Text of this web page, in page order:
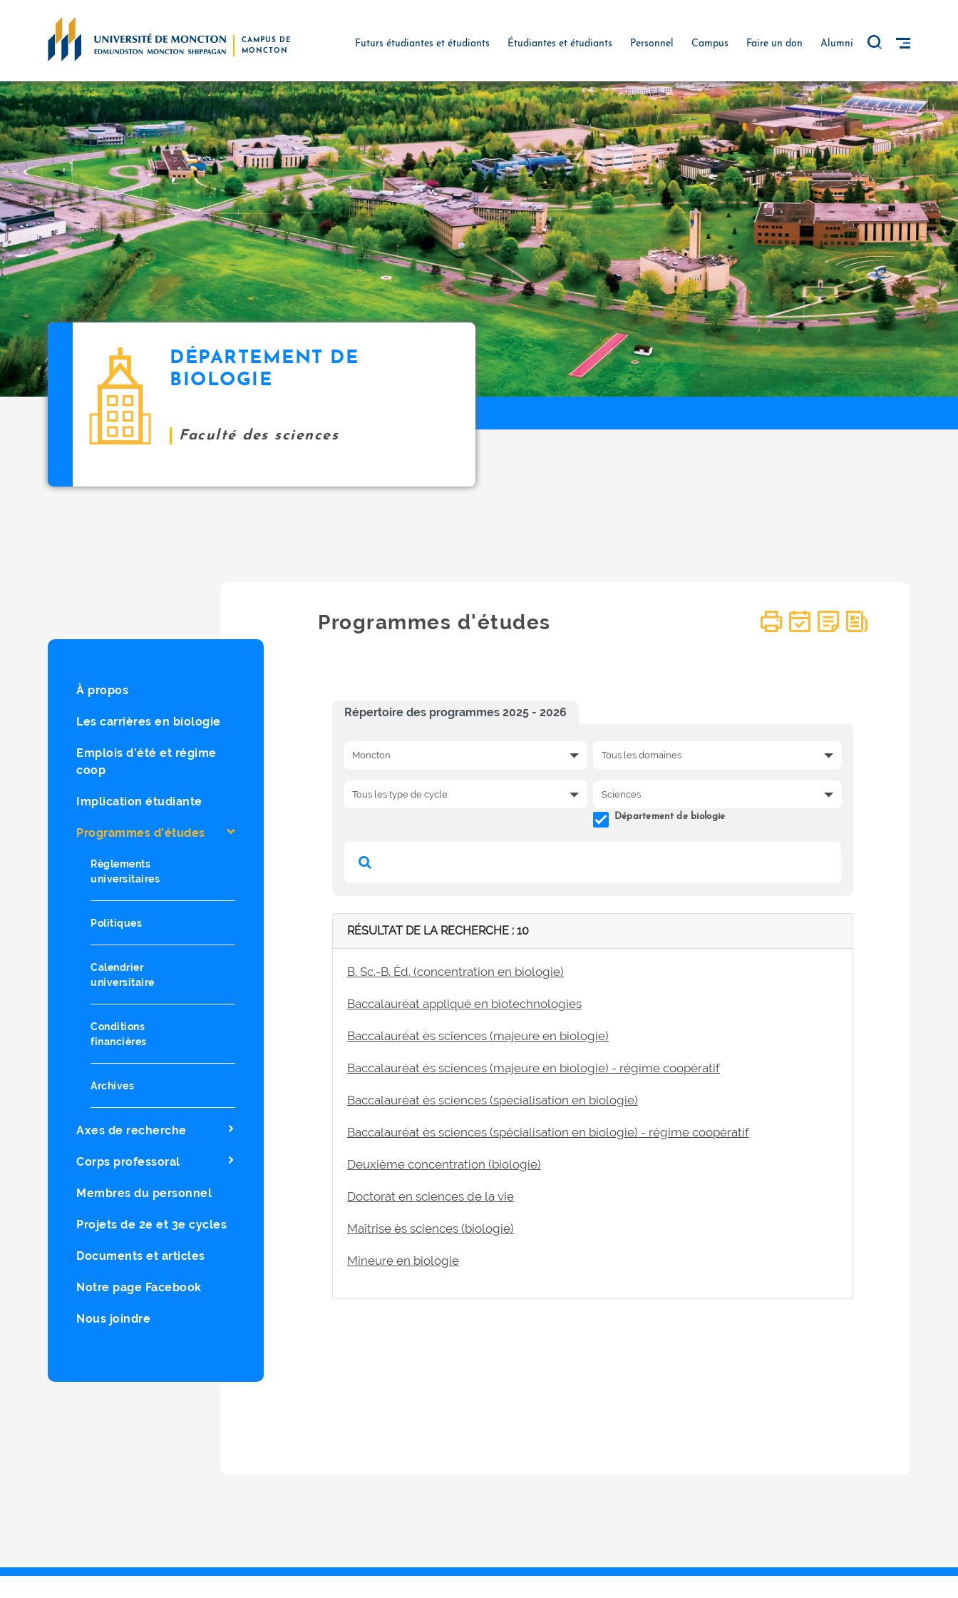
CAMPUS DE
MONCTON
Futurs étudiantes et étudiants Étudiantes et étudiants Personnel Campus Faire un don Alumni
DÉPARTEMENT DE
BIOLOGIE
Faculté des sciences
À propos
Les carrières en biologie
Emplois d'été et régime
coop
Implication étudiante
Programmes d'études
Règlements
universitaires
Politiques
Calendrier
universitaire
Conditions
financières
Archives
Axes de recherche
Corps professoral
Membres du personnel
Projets de 2e et 3e cycles
Documents et articles
Notre page Facebook
Nous joindre
Programmes d'études
Répertoire des programmes 2025 - 2026
Département de biologie
RÉSULTAT DE LA RECHERCHE : 10
B. Sc.-B. Éd. (concentration en biologie)
Baccalauréat appliqué en biotechnologies
Baccalauréat ès sciences (majeure en biologie)
Baccalauréat ès sciences (majeure en biologie) - régime coopératif
Baccalauréat ès sciences (spécialisation en biologie)
Baccalauréat ès sciences (spécialisation en biologie) - régime coopératif
Deuxième concentration (biologie)
Doctorat en sciences de la vie
Maîtrise ès sciences (biologie)
Mineure en biologie